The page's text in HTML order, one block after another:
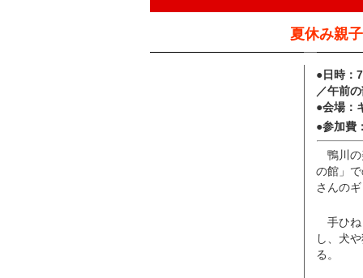
夏休み親
●日時：
／午前
●会場：
●参加費
鴨川の
の館」
さんの
手ひね
し、犬
る。